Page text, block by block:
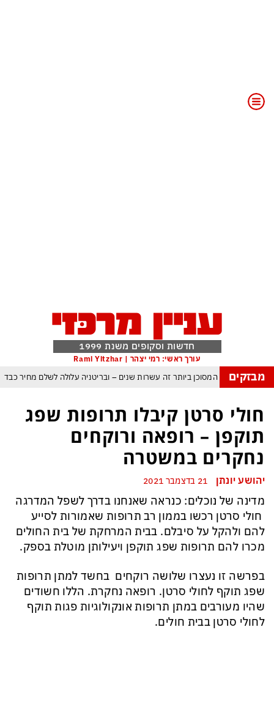
חדשות וסקופים משנת 1999
עורך ראשי: רמי יצהר | Rami Yitzhar
מבזקים
נכנס לעידן המסוכן ביותר זה עשרות שנים – ובריטניה עלולה לשלם מחיר כבד
ומיירטים להגנה – טראמפ נשאר רק עם ציוצי האיום המגוחכים שלא מזיזים לטהרן
כמדיניות: כך הפכה ההוצאה להורג לכלי ההרתעה המרכזי של המשטר האיראני
א-סיסי, ארדואן ושליט קטאר מכנסים פגישת ״כיפה אדומה״ לנתניהו בנושא עזה
חולי סרטן קיבלו תרופות שפג
תוקפן – רופאה ורוקחים
נחקרים במשטרה
יהושע יונתן
מדינה של נוכלים: כנראה שאנחנו בדרך לשפל המדרגה
חולי סרטן רכשו בממון רב תרופות שאמורות לסייע
להם ולהקל על סיבלם. בבית המרחקת של בית החולים
מכרו להם תרופות שפג תוקפן ויעילותן מוטלת בספק.
בפרשה זו נעצרו שלושה רוקחים בחשד למתן תרופות
שפג תוקף לחולי סרטן. רופאה נחקרת. הללו חשודים
שהיו מעורבים במתן תרופות אונקולוגיות פגות תוקף
לחולי סרטן בבית חולים.